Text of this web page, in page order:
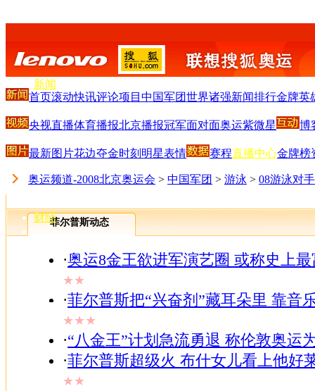
搜狐首页
新闻
-
-
-
-
财经
房产
首页滚动快讯评论项目 中国军团世界诸强新闻排行金牌英
央视直播体育播报北京播报冠军面对面奥运紫微星 博
最新图片花边夺金时刻 明星表情 赛程直播中心金牌榜
奥运频道-2008北京奥运会 > 中国军团 > 游泳 > 08游泳对
菲尔普斯动态
·奥运8金王欲进军演艺圈 或称史上
★★
·菲尔普斯把“兴奋剂”藏耳朵里 靠音
★★★
·“八金王”计划急流勇退 称伦敦奥运
·菲尔普斯超级火 布什女儿看上他好
★★